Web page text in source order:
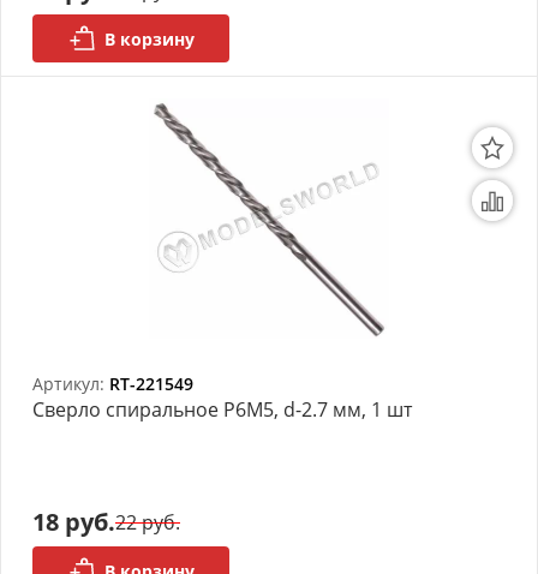
В корзину
Артикул: RT-221549
Сверло спиральное Р6М5, d-2.7 мм, 1 шт
18 руб.22 руб.